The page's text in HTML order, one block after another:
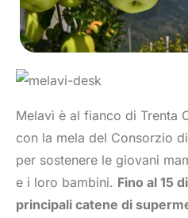
Melavì è al fianco di Trenta
con la mela del Consorzio
per sostenere le giovani
e i loro bambini. Fino al 15
principali catene di